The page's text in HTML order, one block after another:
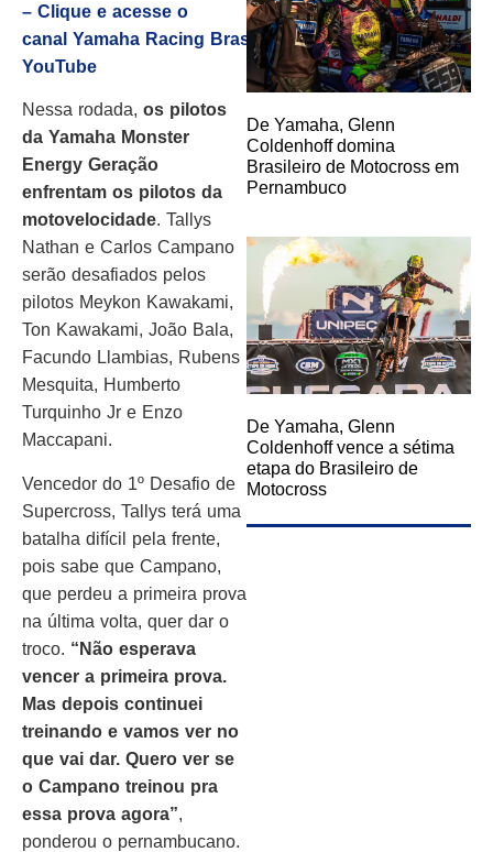
– Clique e acesse o
canal Yamaha Racing Brasilno
YouTube
Nessa rodada, os pilotos
da Yamaha Monster
Energy Geração
enfrentam os pilotos da
motovelocidade. Tallys
Nathan e Carlos Campano
serão desafiados pelos
pilotos Meykon Kawakami,
Ton Kawakami, João Bala,
Facundo Llambias, Rubens
Mesquita, Humberto
Turquinho Jr e Enzo
Maccapani.
Vencedor do 1º Desafio de
Supercross, Tallys terá uma
batalha difícil pela frente,
pois sabe que Campano,
que perdeu a primeira prova
na última volta, quer dar o
troco. “Não esperava
vencer a primeira prova.
Mas depois continuei
treinando e vamos ver no
que vai dar. Quero ver se
o Campano treinou pra
essa prova agora”,
ponderou o pernambucano.
De Yamaha, Glenn
Coldenhoff domina
Brasileiro de Motocross em
Pernambuco
De Yamaha, Glenn
Coldenhoff vence a sétima
etapa do Brasileiro de
Motocross